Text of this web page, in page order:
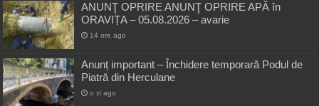
ANUNŢ OPRIRE ANUNŢ OPRIRE APĂ în
ORAVIȚA – 05.08.2026 – avarie
14 ore ago
Anunț important – Închidere temporară Podul de
Piatră din Herculane
o zi ago